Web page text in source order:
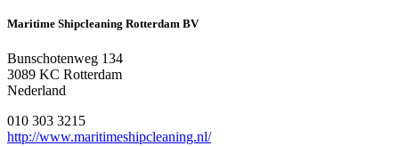
Maritime Shipcleaning Rotterdam BV
Bunschotenweg 134
3089 KC Rotterdam
Nederland
010 303 3215
http://www.maritimeshipcleaning.nl/